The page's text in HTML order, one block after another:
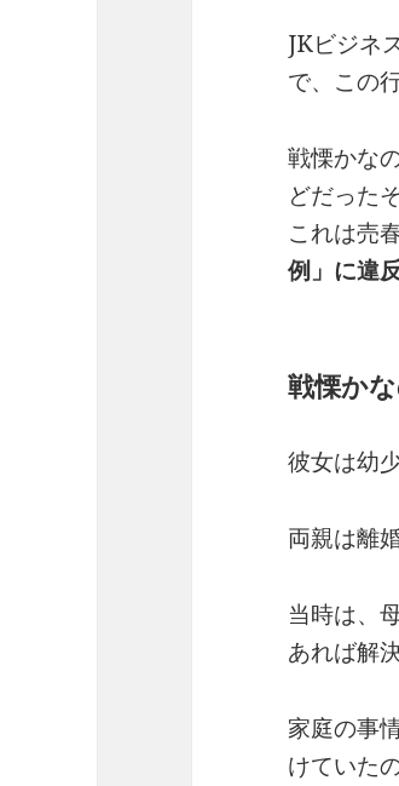
JKビジネ
で、この
戦慄かな
どだったそ
これは売
例」に違
戦慄か
彼女は幼
両親は離
当時は、
あれば解
家庭の事
けていた